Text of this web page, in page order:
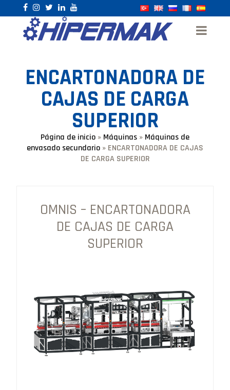
ENCARTONADORA DE
CAJAS DE CARGA
SUPERIOR
Página de inicio » Máquinas » Máquinas de
envasado secundario » ENCARTONADORA DE CAJAS
DE CARGA SUPERIOR
OMNIS – ENCARTONADORA
DE CAJAS DE CARGA
SUPERIOR